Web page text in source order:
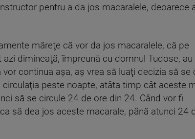
pentru a da jos macaralele, deoarece
măreţe că vor da jos macaralele, că pe
dimineaţă, împreună cu domnul Tudose,
continua aşa, aş vrea să luaţi decizia să se
peste noapte, atâta timp cât aceste
să se circule 24 de ore din 24. Când vor fi
să dea jos aceste macarale, până atunci 24